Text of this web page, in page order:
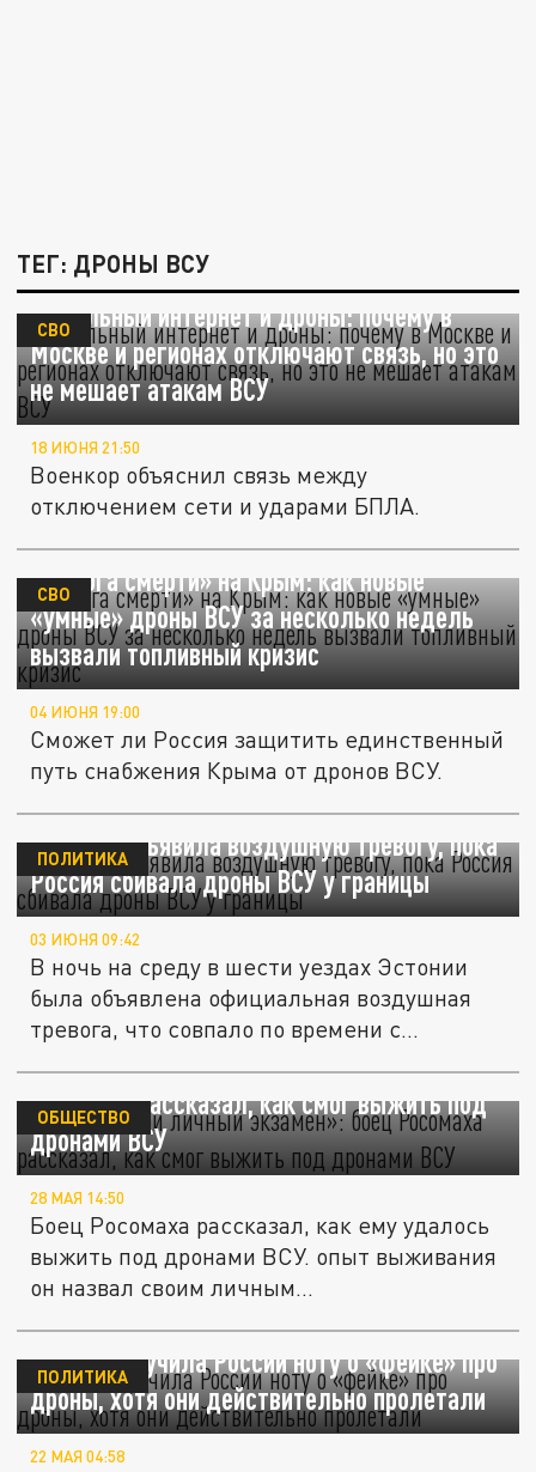
ТЕГ: ДРОНЫ ВСУ
Мобильный интернет и дроны: почему в
Москве и регионах отключают связь, но это
не мешает атакам ВСУ
СВО
18 ИЮНЯ 21:50
Военкор объяснил связь между
отключением сети и ударами БПЛА.
«Дорога смерти» на Крым: как новые
«умные» дроны ВСУ за несколько недель
вызвали топливный кризис
СВО
04 ИЮНЯ 19:00
Сможет ли Россия защитить единственный
путь снабжения Крыма от дронов ВСУ.
Эстония объявила воздушную тревогу, пока
Россия сбивала дроны ВСУ у границы
ПОЛИТИКА
03 ИЮНЯ 09:42
В ночь на среду в шести уездах Эстонии
была объявлена официальная воздушная
тревога, что совпало по времени с...
«Это был мой личный экзамен»: боец
Росомаха рассказал, как смог выжить под
дронами ВСУ
ОБЩЕСТВО
28 МАЯ 14:50
Боец Росомаха рассказал, как ему удалось
выжить под дронами ВСУ. опыт выживания
он назвал своим личным...
Эстония вручила России ноту о «фейке» про
дроны, хотя они действительно пролетали
ПОЛИТИКА
22 МАЯ 04:58